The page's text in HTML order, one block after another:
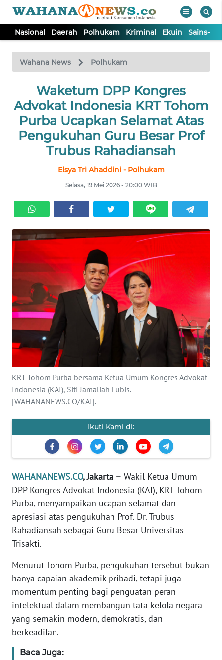
Nasional Daerah Polhukam Kriminal Ekuin Sains-
Wahana News Polhukam
Waketum DPP Kongres
Advokat Indonesia KRT Tohom
Purba Ucapkan Selamat Atas
Pengukuhan Guru Besar Prof
Trubus Rahadiansah
Elsya Tri Ahaddini - Polhukam
Selasa, 19 Mei 2026 - 20:00 WIB
KRT Tohom Purba bersama Ketua Umum Kongres Advokat
Indonesia (KAI), Siti Jamaliah Lubis.
[WAHANANEWS.CO/KAI].
Ikuti Kami di:
WAHANANEWS.CO, Jakarta – Wakil Ketua Umum
DPP Kongres Advokat Indonesia (KAI), KRT Tohom
Purba, menyampaikan ucapan selamat dan
apresiasi atas pengukuhan Prof. Dr. Trubus
Rahadiansah sebagai Guru Besar Universitas
Trisakti.
Menurut Tohom Purba, pengukuhan tersebut bukan
hanya capaian akademik pribadi, tetapi juga
momentum penting bagi penguatan peran
intelektual dalam membangun tata kelola negara
yang semakin modern, demokratis, dan
berkeadilan.
Baca Juga:
TV
Tutup
NASIONAL
DAERAH
POLHUKAM
EKUIN
SAINS-TEKNO
KESEHATAN
INTERNASIONAL
SERBA-SERBI
PENDIDIKAN
OLAHRAGA
OPINI
INDEKS
BERITA
KONTAK
KAMI
INFO
TENTANG
KAMI
PEDOMAN
MEDIA